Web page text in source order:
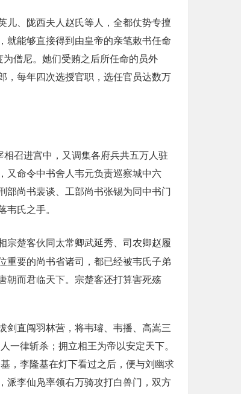
儿、陇西夫人赵氏等人，全都仗势专擅
就能够直接得到由皇帝的亲笔敕书任命
僧尼。她们受贿之后所任命的员外
，每年四次选授官职，选任官员达数万
召进宫中，又调集各府兵共五万人驻
又命令中书舍人韦元负责巡察城中六
部尚书裴谈、工部尚书张锡为同中书门
氏之手。
宗楚客伙同太常卿武延秀、司农卿赵履
重要的尚书省诸司，都已经被韦氏子弟
朝而君临天下。宗楚客还打算害死殇
剑直闯羽林营，将韦璿、韦播、高嵩三
一律斩杀；拥立相王为帝以安定天下。
，李隆基在灯下看过之后，便与刘幽求
派李仙凫率领右万骑攻打白兽门，双方